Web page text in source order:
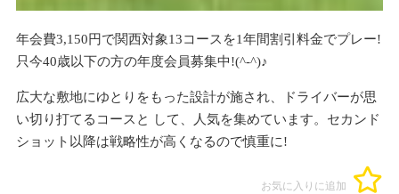
年会費3,150円で関西対象13コースを1年間割引料金でプレー!
只今40歳以下の方の年度会員募集中!(^-^)♪
広大な敷地にゆとりをもった設計が施され、ドライバーが思
い切り打てるコースと して、人気を集めています。セカンド
ショット以降は戦略性が高くなるので慎重に!
お気に入りに追加